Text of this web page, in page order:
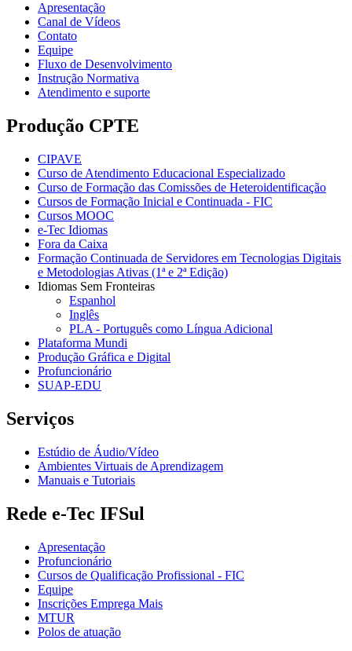
Apresentação
Canal de Vídeos
Contato
Equipe
Fluxo de Desenvolvimento
Instrução Normativa
Atendimento e suporte
Produção CPTE
CIPAVE
Curso de Atendimento Educacional Especializado
Curso de Formação das Comissões de Heteroidentificação
Cursos de Formação Inicial e Continuada - FIC
Cursos MOOC
e-Tec Idiomas
Fora da Caixa
Formação Continuada de Servidores em Tecnologias Digitais
e Metodologias Ativas (1ª e 2ª Edição)
Idiomas Sem Fronteiras
Espanhol
Inglês
PLA - Português como Língua Adicional
Plataforma Mundi
Produção Gráfica e Digital
Profuncionário
SUAP-EDU
Serviços
Estúdio de Áudio/Vídeo
Ambientes Virtuais de Aprendizagem
Manuais e Tutoriais
Rede e-Tec IFSul
Apresentação
Profuncionário
Cursos de Qualificação Profissional - FIC
Equipe
Inscrições Emprega Mais
MTUR
Polos de atuação